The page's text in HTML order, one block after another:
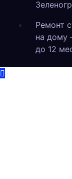
Ремонт
на дому
до 12